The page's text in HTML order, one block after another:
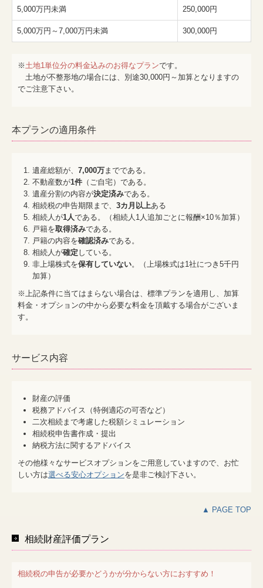
5,000万円未満 250,000円
5,000万円～7,000万円未満 300,000円
※土地1単位分の料金込みのお得なプランです。
土地が不整形地の場合には、別途30,000円～加算となりますの
でご注意下さい。
本プランの適用条件
遺産総額が、 7,000万までである。
不動産数が1件 （ご自宅）である。
遺産分割の内容が決定済みである。
相続税の申告期限まで、 3カ月以上ある
相続人が1人である。（相続人1人追加ごとに報酬×10％加算）
戸籍を取得済みである。
戸籍の内容を確認済みである。
相続人が確定 している。
非上場株式を保有していない。（上場株式は1社につき5千円
加算）
※上記条件に当てはまらない場合は、標準プランを適用し、加算
料金・オプションの中から必要な料金を頂戴する場合がございま
す。
サービス内容
財産の評価
税務アドバイス（特例適応の可否など）
二次相続まで考慮した税額シミュレーション
相続税申告書作成・提出
納税方法に関するアドバイス
その他様々なサービスオプションをご用意していますので、お忙
しい方は選べる安心オプションを是非ご検討下さい。
▲ PAGE TOP
相続財産評価プラン
相続税の申告が必要かどうかが分からない方におすすめ！